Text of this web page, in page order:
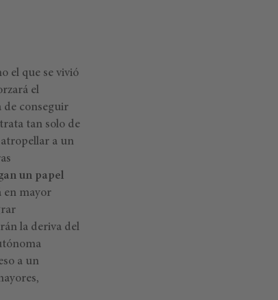
el que se vivió
el
de conseguir
tan solo de
a un
un papel
en mayor
la deriva del
a un